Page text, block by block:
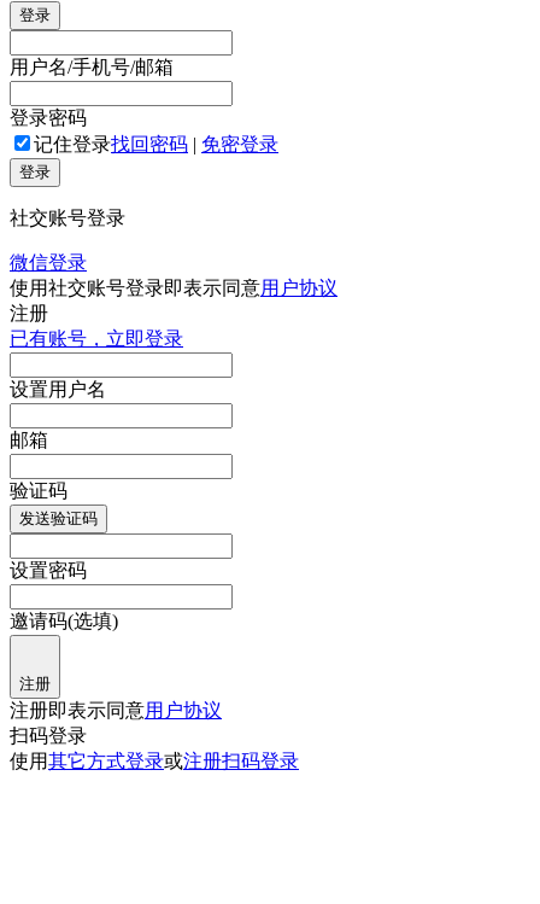
登录
用户名/手机号/邮箱
登录密码
记住登录找回密码 | 免密登录
登录
社交账号登录
微信登录
使用社交账号登录即表示同意用户协议
注册
已有账号，立即登录
设置用户名
邮箱
验证码
发送验证码
设置密码
邀请码(选填)
注册
注册即表示同意用户协议
扫码登录
使用其它方式登录或注册扫码登录